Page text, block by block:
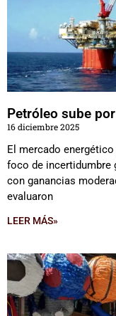
Petróleo sube
16 diciembre 2025
El mercado
foco de incertidumbre
con ganancias
evaluaron
LEER MÁS»